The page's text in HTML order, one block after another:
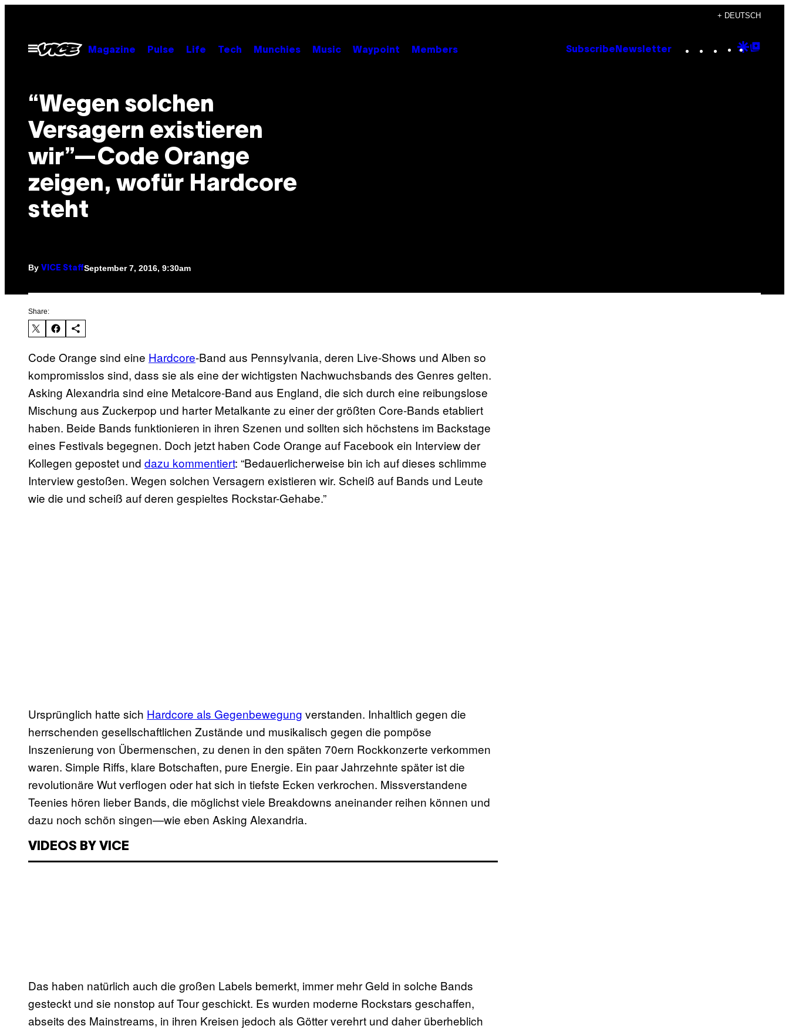
content
+ DEUTSCH
Open
Menu
Magazine Pulse Life Tech Munchies Music Waypoint Members Subscribe Newsletter Instagram
TikTok
YouTube
Google
“Wegen solchen
Versagern existieren
wir”—Code Orange
zeigen, wofür Hardcore
steht
By VICE StaffSeptember 7, 2016, 9:30am
Share:
Code Orange sind eine Hardcore-Band aus Pennsylvania, deren Live-Shows und Alben so
kompromisslos sind, dass sie als eine der wichtigsten Nachwuchsbands des Genres gelten.
Asking Alexandria sind eine Metalcore-Band aus England, die sich durch eine reibungslose
Mischung aus Zuckerpop und harter Metalkante zu einer der größten Core-Bands etabliert
haben. Beide Bands funktionieren in ihren Szenen und sollten sich höchstens im Backstage
eines Festivals begegnen. Doch jetzt haben Code Orange auf Facebook ein Interview der
Kollegen gepostet und dazu kommentiert: “Bedauerlicherweise bin ich auf dieses schlimme
Interview gestoßen. Wegen solchen Versagern existieren wir. Scheiß auf Bands und Leute
wie die und scheiß auf deren gespieltes Rockstar-Gehabe.”
Ursprünglich hatte sich Hardcore als Gegenbewegung verstanden. Inhaltlich gegen die
herrschenden gesellschaftlichen Zustände und musikalisch gegen die pompöse
Inszenierung von Übermenschen, zu denen in den späten 70ern Rockkonzerte verkommen
waren. Simple Riffs, klare Botschaften, pure Energie. Ein paar Jahrzehnte später ist die
revolutionäre Wut verflogen oder hat sich in tiefste Ecken verkrochen. Missverstandene
Teenies hören lieber Bands, die möglichst viele Breakdowns aneinander reihen können und
dazu noch schön singen—wie eben Asking Alexandria.
VIDEOS BY VICE
Das haben natürlich auch die großen Labels bemerkt, immer mehr Geld in solche Bands
gesteckt und sie nonstop auf Tour geschickt. Es wurden moderne Rockstars geschaffen,
abseits des Mainstreams, in ihren Kreisen jedoch als Götter verehrt und daher überheblich